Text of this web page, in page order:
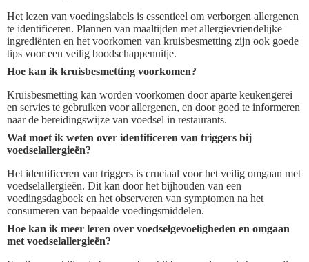
Het lezen van voedingslabels is essentieel om verborgen allergenen
te identificeren. Plannen van maaltijden met allergievriendelijke
ingrediënten en het voorkomen van kruisbesmetting zijn ook goede
tips voor een veilig boodschappenuitje.
Hoe kan ik kruisbesmetting voorkomen?
Kruisbesmetting kan worden voorkomen door aparte keukengerei
en servies te gebruiken voor allergenen, en door goed te informeren
naar de bereidingswijze van voedsel in restaurants.
Wat moet ik weten over identificeren van triggers bij
voedselallergieën?
Het identificeren van triggers is cruciaal voor het veilig omgaan met
voedselallergieën. Dit kan door het bijhouden van een
voedingsdagboek en het observeren van symptomen na het
consumeren van bepaalde voedingsmiddelen.
Hoe kan ik meer leren over voedselgevoeligheden en omgaan
met voedselallergieën?